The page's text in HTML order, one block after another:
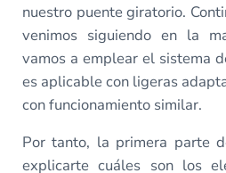
nuestro puente giratorio.
venimos siguiendo en la
vamos a emplear el sistema
es aplicable con ligeras
con funcionamiento similar.
Por tanto, la primera parte
explicarte cuáles son los